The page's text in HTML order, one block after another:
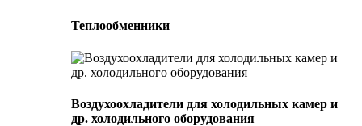
Теплообменники
Воздухоохладители для холодильных камер и
др. холодильного оборудования